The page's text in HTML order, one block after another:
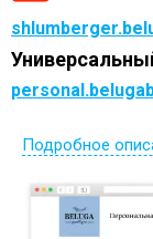
Подробное